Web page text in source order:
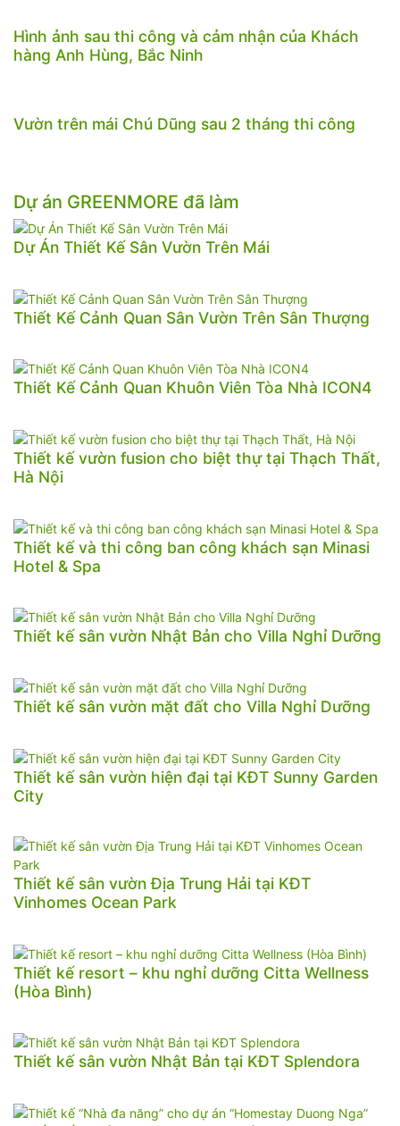
Hình ảnh sau thi công và cảm nhận của Khách
hàng Anh Hùng, Bắc Ninh
Vườn trên mái Chú Dũng sau 2 tháng thi công
Dự án GREENMORE đã làm
Dự Án Thiết Kế Sân Vườn Trên Mái
Thiết Kế Cảnh Quan Sân Vườn Trên Sân Thượng
Thiết Kế Cảnh Quan Khuôn Viên Tòa Nhà ICON4
Thiết kế vườn fusion cho biệt thự tại Thạch Thất,
Hà Nội
Thiết kế và thi công ban công khách sạn Minasi
Hotel & Spa
Thiết kế sân vườn Nhật Bản cho Villa Nghỉ Dưỡng
Thiết kế sân vườn mặt đất cho Villa Nghỉ Dưỡng
Thiết kế sân vườn hiện đại tại KĐT Sunny Garden
City
Thiết kế sân vườn Địa Trung Hải tại KĐT
Vinhomes Ocean Park
Thiết kế resort – khu nghỉ dưỡng Citta Wellness
(Hòa Bình)
Thiết kế sân vườn Nhật Bản tại KĐT Splendora